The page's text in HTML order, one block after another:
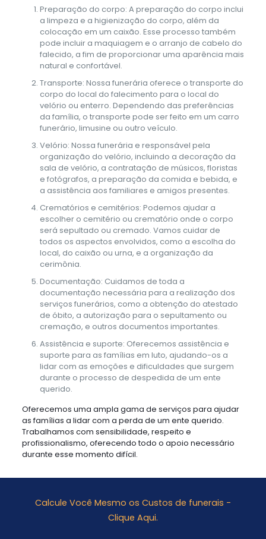
Preparação do corpo: A preparação do corpo inclui
a limpeza e a higienização do corpo, além da
colocação em um caixão. Esse processo também
pode incluir a maquiagem e o arranjo de cabelo do
falecido, a fim de proporcionar uma aparência mais
natural e confortável.
Transporte: Nossa funerária oferece o transporte do
corpo do local do falecimento para o local do
velório ou enterro. Dependendo das preferências
da família, o transporte pode ser feito em um carro
funerário, limusine ou outro veículo.
Velório: Nossa funerária e responsável pela
organização do velório, incluindo a decoração da
sala de velório, a contratação de músicos, floristas
e fotógrafos, a preparação da comida e bebida, e
a assistência aos familiares e amigos presentes.
Crematórios e cemitérios: Podemos ajudar a
escolher o cemitério ou crematório onde o corpo
será sepultado ou cremado. Vamos cuidar de
todos os aspectos envolvidos, como a escolha do
local, do caixão ou urna, e a organização da
cerimônia.
Documentação: Cuidamos de toda a
documentação necessária para a realização dos
serviços funerários, como a obtenção do atestado
de óbito, a autorização para o sepultamento ou
cremação, e outros documentos importantes.
Assistência e suporte: Oferecemos assistência e
suporte para as famílias em luto, ajudando-os a
lidar com as emoções e dificuldades que surgem
durante o processo de despedida de um ente
querido.
Oferecemos uma ampla gama de serviços para ajudar
as famílias a lidar com a perda de um ente querido.
Trabalhamos com sensibilidade, respeito e
profissionalismo, oferecendo todo o apoio necessário
durante esse momento difícil.
Calcule Você Mesmo os Custos de funerais -
Clique Aqui.